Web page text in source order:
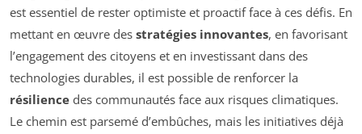
est essentiel de rester optimiste et proactif face à ces défis. En
mettant en œuvre des stratégies innovantes, en favorisant
l’engagement des citoyens et en investissant dans des
technologies durables, il est possible de renforcer la
résilience des communautés face aux risques climatiques.
Le chemin est parsemé d’embûches, mais les initiatives déjà